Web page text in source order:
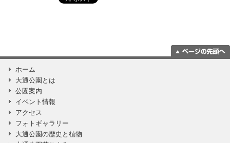
ホーム
大通公園とは
公園案内
イベント情報
アクセス
フォトギャラリー
大通公園の歴史と植物